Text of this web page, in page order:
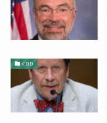
CBD